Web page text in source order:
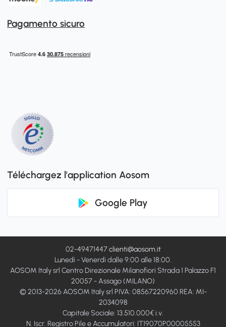
Pagamento sicuro
Téléchargez l'application Aosom
Google Play
02-49471447clienti@aosom.it
Lunedì - Venerdì dalle 9:00 alle 18:00.
AOSOM Italy srl Centro Direzionale Milanofiori Strada 1 Palazzo F1
20057 - Assago (MILANO)
© 2013-2026 AOSOM Italy srl PIVA: 08567220960 REA: MI-
2034098
Capitale Sociale: 13.510.000€ i.v.
N. Iscr. Registro Pile e Accumulatori: IT19070P00005553